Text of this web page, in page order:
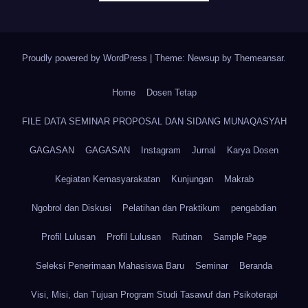
Proudly powered by WordPress Theme: Newsup by Themeansar.
Home Dosen Tetap
FILE DATA SEMINAR PROPOSAL DAN SIDANG MUNAQASYAH
GAGASAN GAGASAN Instagram Jurnal Karya Dosen
Kegiatan Kemasyarakatan Kunjungan Makrab
Ngobrol dan Diskusi Pelatihan dan Praktikum pengabdian
Profil Lulusan Profil Lulusan Rutinan Sample Page
Seleksi Penerimaan Mahasiswa Baru Seminar Beranda
Visi, Misi, dan Tujuan Program Studi Tasawuf dan Psikoterapi